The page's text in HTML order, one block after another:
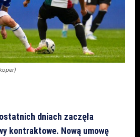
dniach zaczęła
kontraktowe. Nową umowę